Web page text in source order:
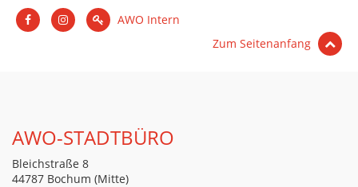
AWO Intern
Zum Seitenanfang
AWO-STADTBÜRO
Bleichstraße 8
44787 Bochum (Mitte)